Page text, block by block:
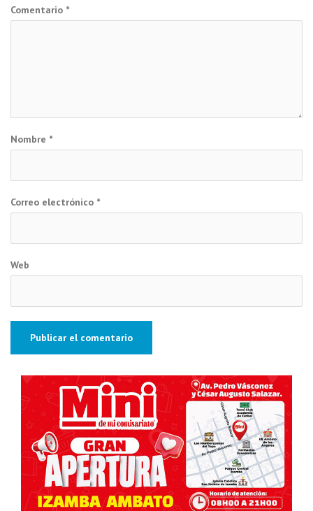
Comentario *
Nombre *
Correo electrónico *
Web